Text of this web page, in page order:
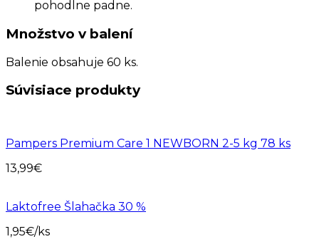
pohodlne padne.
Množstvo v balení
Balenie obsahuje 60 ks.
Súvisiace produkty
Pampers Premium Care 1 NEWBORN 2-5 kg 78 ks
13,99€
Laktofree Šlahačka 30 %
1,95€/ks